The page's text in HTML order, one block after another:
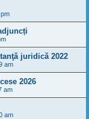
juridică 2022
am
2026
am
am